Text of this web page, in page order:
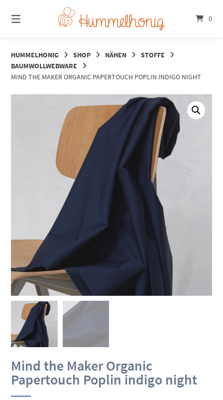
zum
Inhalt
0
HUMMELHONIG SHOP NÄHEN
STOFFE
BAUMWOLLWEBWARE
MIND THE MAKER ORGANIC PAPERTOUCH POPLIN INDIGO NIGHT
Mind the Maker Organic
Papertouch Poplin indigo night